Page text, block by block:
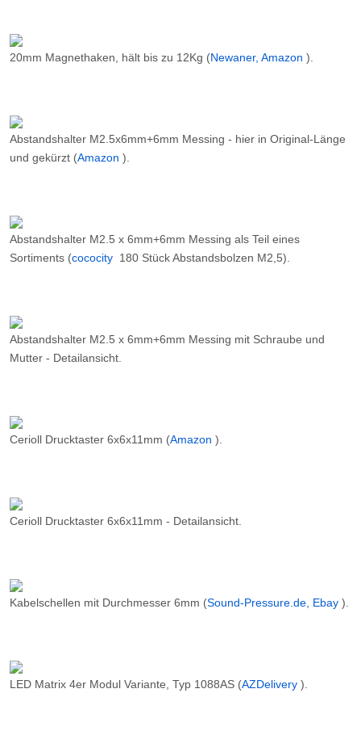
20mm Magnethaken, hält bis zu 12Kg (Newaner, Amazon ).
Abstandshalter M2.5x6mm+6mm Messing - hier in Original-Länge
und gekürzt (Amazon ).
Abstandshalter M2.5 x 6mm+6mm Messing als Teil eines
Sortiments (cococity 180 Stück Abstandsbolzen M2,5).
Abstandshalter M2.5 x 6mm+6mm Messing mit Schraube und
Mutter - Detailansicht.
Cerioll Drucktaster 6x6x11mm (Amazon ).
Cerioll Drucktaster 6x6x11mm - Detailansicht.
Kabelschellen mit Durchmesser 6mm (Sound-Pressure.de, Ebay ).
LED Matrix 4er Modul Variante, Typ 1088AS (AZDelivery ).